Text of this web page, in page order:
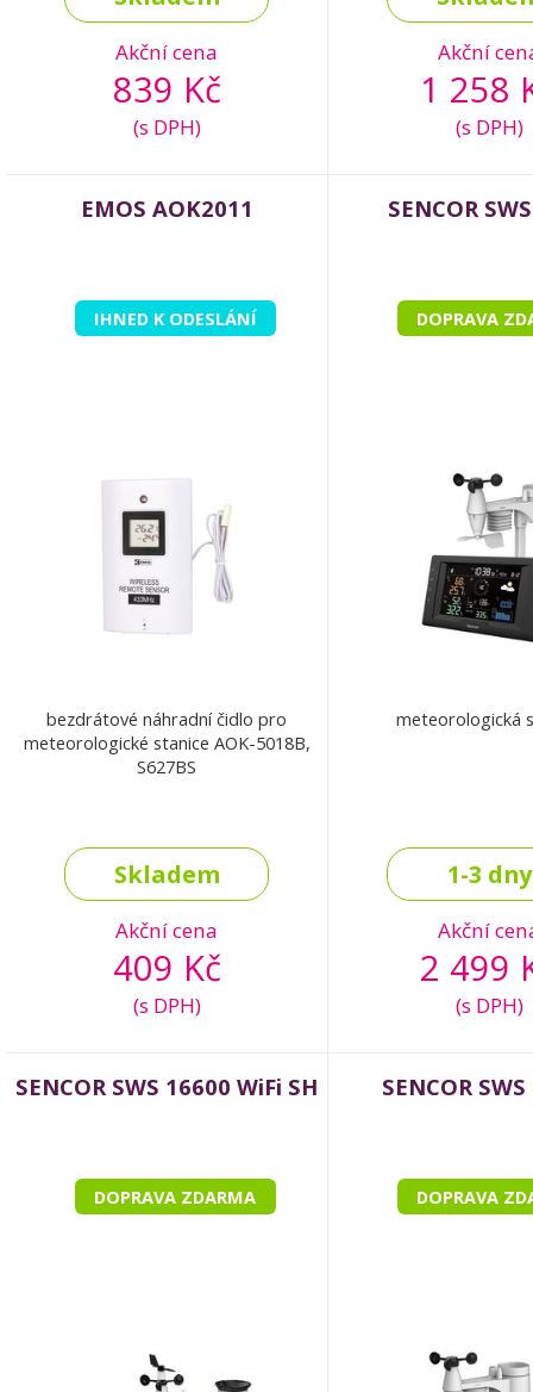
Akční cena
839 Kč
(s DPH)
Akční
1 258
(s DPH)
EMOS AOK2011
IHNED K ODESLÁNÍ
bezdrátové náhradní čidlo pro
meteorologické stanice AOK-5018B,
S627BS
Skladem
Akční cena
409 Kč
(s DPH)
SENCOR
DOPRAVA
meteorologická
1-3 dny
Akční
2 499
(s DPH)
SENCOR SWS 16600 WiFi SH
DOPRAVA ZDARMA
SENCOR
DOPRAVA